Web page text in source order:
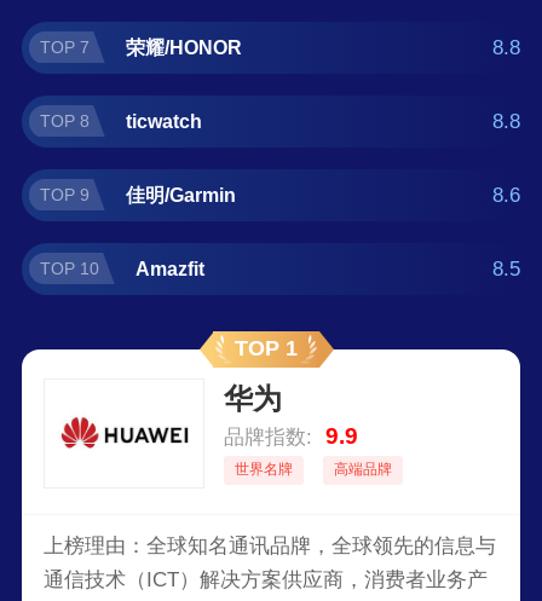
TOP 7 荣耀/HONOR 8.8
TOP 8 ticwatch 8.8
TOP 9 佳明/Garmin 8.6
TOP 10 Amazfit 8.5
TOP 1
华为
品牌指数: 9.9
世界名牌 高端品牌
上榜理由：全球知名通讯品牌，全球领先的信息与
通信技术（ICT）解决方案供应商，消费者业务产